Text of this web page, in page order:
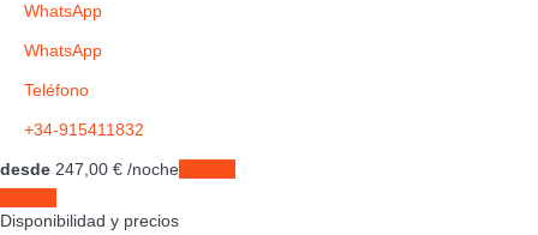
WhatsApp
WhatsApp
Teléfono
+34-915411832
desde 247, 00 € /noche
Disponibilidad y precios